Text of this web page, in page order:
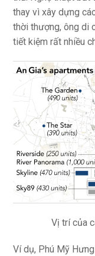
thay vì xây dựng
thời thượng, ông di
tiết kiệm rất nhiều
Vị trí của
Ví dụ, Phú Mỹ